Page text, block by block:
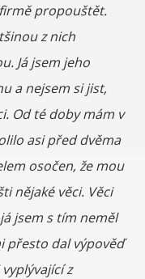
propouštět.
z nich
Já jsem jeho
a nejsem si jist,
Od té doby mám v
asi před dvěma
osočen, že mou
nějaké věci. Věci
jsem s tím neměl
přesto dal výpověď
z